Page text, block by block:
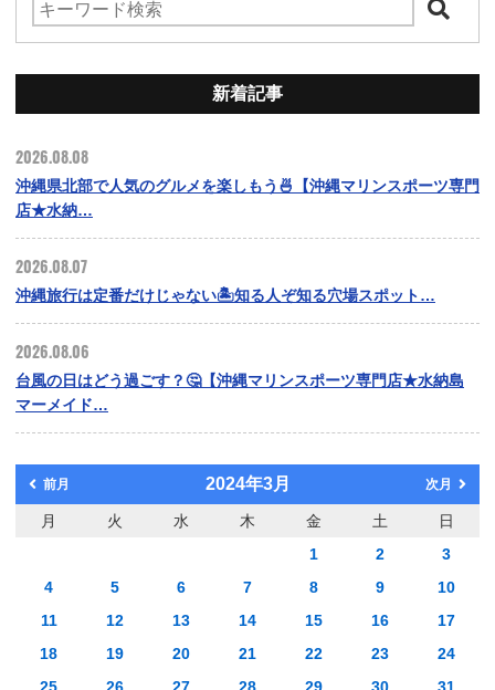
新着記事
2026.08.08
沖縄県北部で人気のグルメを楽しもう🍜【沖縄マリンスポーツ専門
店★水納…
2026.08.07
沖縄旅行は定番だけじゃない🏝️知る人ぞ知る穴場スポット…
2026.08.06
台風の日はどう過ごす？🤔【沖縄マリンスポーツ専門店★水納島
マーメイド…
前月 2024年3月 次月
月 火 水 木 金 土
日
1
2
3
4
5 6 7 8 9
10
11
12 13 14 15 16
17
18
19 20 21 22 23
24
25
26 27 28 29 30 31